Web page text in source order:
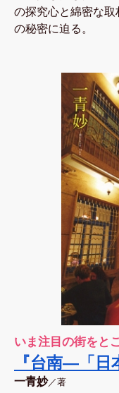
の探究心と綿密な取
の秘密に迫る。
いま注目の街をと
『台南―「日
一青妙／著